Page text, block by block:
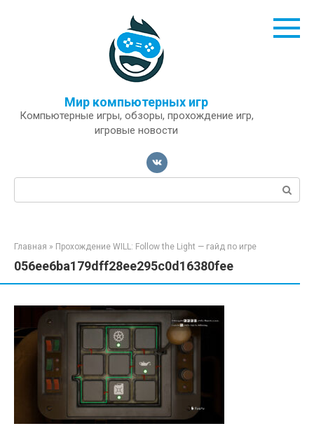
Мир компьютерных игр
Компьютерные игры, обзоры, прохождение игр,
игровые новости
Поиск:
Главная » Прохождение WILL: Follow the Light — гайд по игре
056ee6ba179dff28ee295c0d16380fee